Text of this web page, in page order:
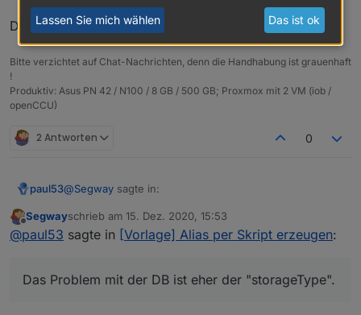
    "state": 1636,
    "owner": "system.user.admin",
"ownerGroup":
  }
Das Problem mit der DB ist eher der "storageType".
Bitte verzichtet auf Chat-Nachrichten, denn die Handhabung ist grauenhaft
!
Produktiv: Asus PN 42 / N100 / 8 GB / 500 GB; Proxmox mit 2 VM (iob /
openCCU)
2 Antworten 0
paul53@Segway sagte in:
Anscheinend liegt hier ein Fehler vor ?
type = "string" ist zwar falsch, hat aber auf die Reaktion
des Alias keinen Einfluss, wenn man es weiß. Das
Offline
Segwayschrieb am 15. Dez. 2020, 15:53
zuletzt editiert von
@paul53 sagte in [Vorlage] Alias per Skript erzeugen:
Das Problem mit der DB ist eher der "storageType".
Lassen Sie mich wählen Das ist ok